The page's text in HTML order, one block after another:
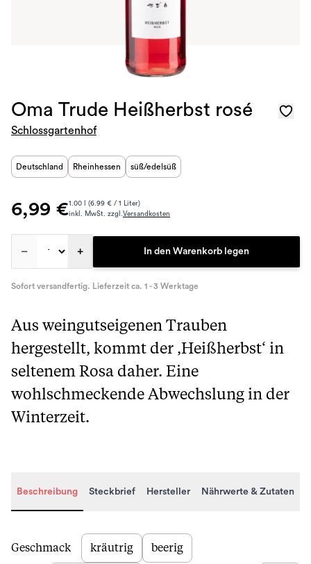
Oma Trude Heißherbst rosé
Schlossgartenhof
Deutschland Rheinhessen süß/edelsüß
6,99 €1.00 l (6.99 € / 1 Liter)
inkl. MwSt. zzgl.Versandkosten
– + In den Warenkorb legen
Sofort versandfertig. Lieferzeit ca. 1 - 3 Werktage
Aus weingutseigenen Trauben
hergestellt, kommt der ‚Heißherbst‘ in
seltenem Rosa daher. Eine
wohlschmeckende Abwechslung in der
Winterzeit.
Beschreibung Steckbrief Hersteller Nährwerte & Zutaten
Beschreibung
Geschmack kräutrig beerig